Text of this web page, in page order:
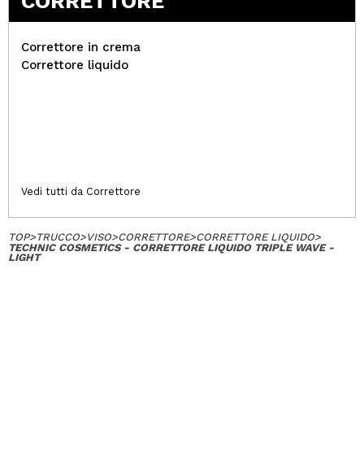
Correttore in crema
Correttore liquido
Vedi tutti da Correttore
TOP>TRUCCO>VISO>CORRETTORE>CORRETTORE LIQUIDO>
TECHNIC COSMETICS - CORRETTORE LIQUIDO TRIPLE WAVE -
LIGHT